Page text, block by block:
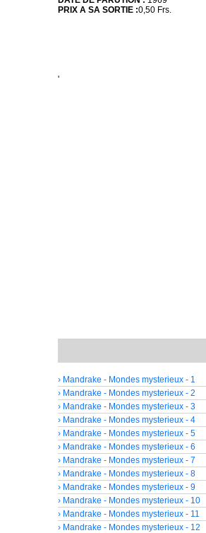
PRIX A SA SORTIE :0,50 Frs.
'
› Mandrake - Mondes mysterieux - 1
› Mandrake - Mondes mysterieux - 2
› Mandrake - Mondes mysterieux - 3
› Mandrake - Mondes mysterieux - 4
› Mandrake - Mondes mysterieux - 5
› Mandrake - Mondes mysterieux - 6
› Mandrake - Mondes mysterieux - 7
› Mandrake - Mondes mysterieux - 8
› Mandrake - Mondes mysterieux - 9
› Mandrake - Mondes mysterieux - 10
› Mandrake - Mondes mysterieux - 11
› Mandrake - Mondes mysterieux - 12